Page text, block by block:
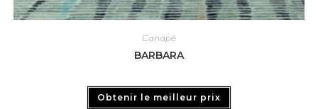
Canapé
BARBARA
Obtenir le meilleur prix